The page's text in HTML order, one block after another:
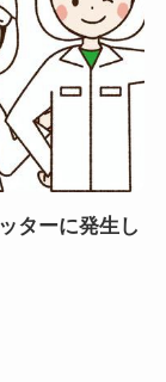
ターに発生し